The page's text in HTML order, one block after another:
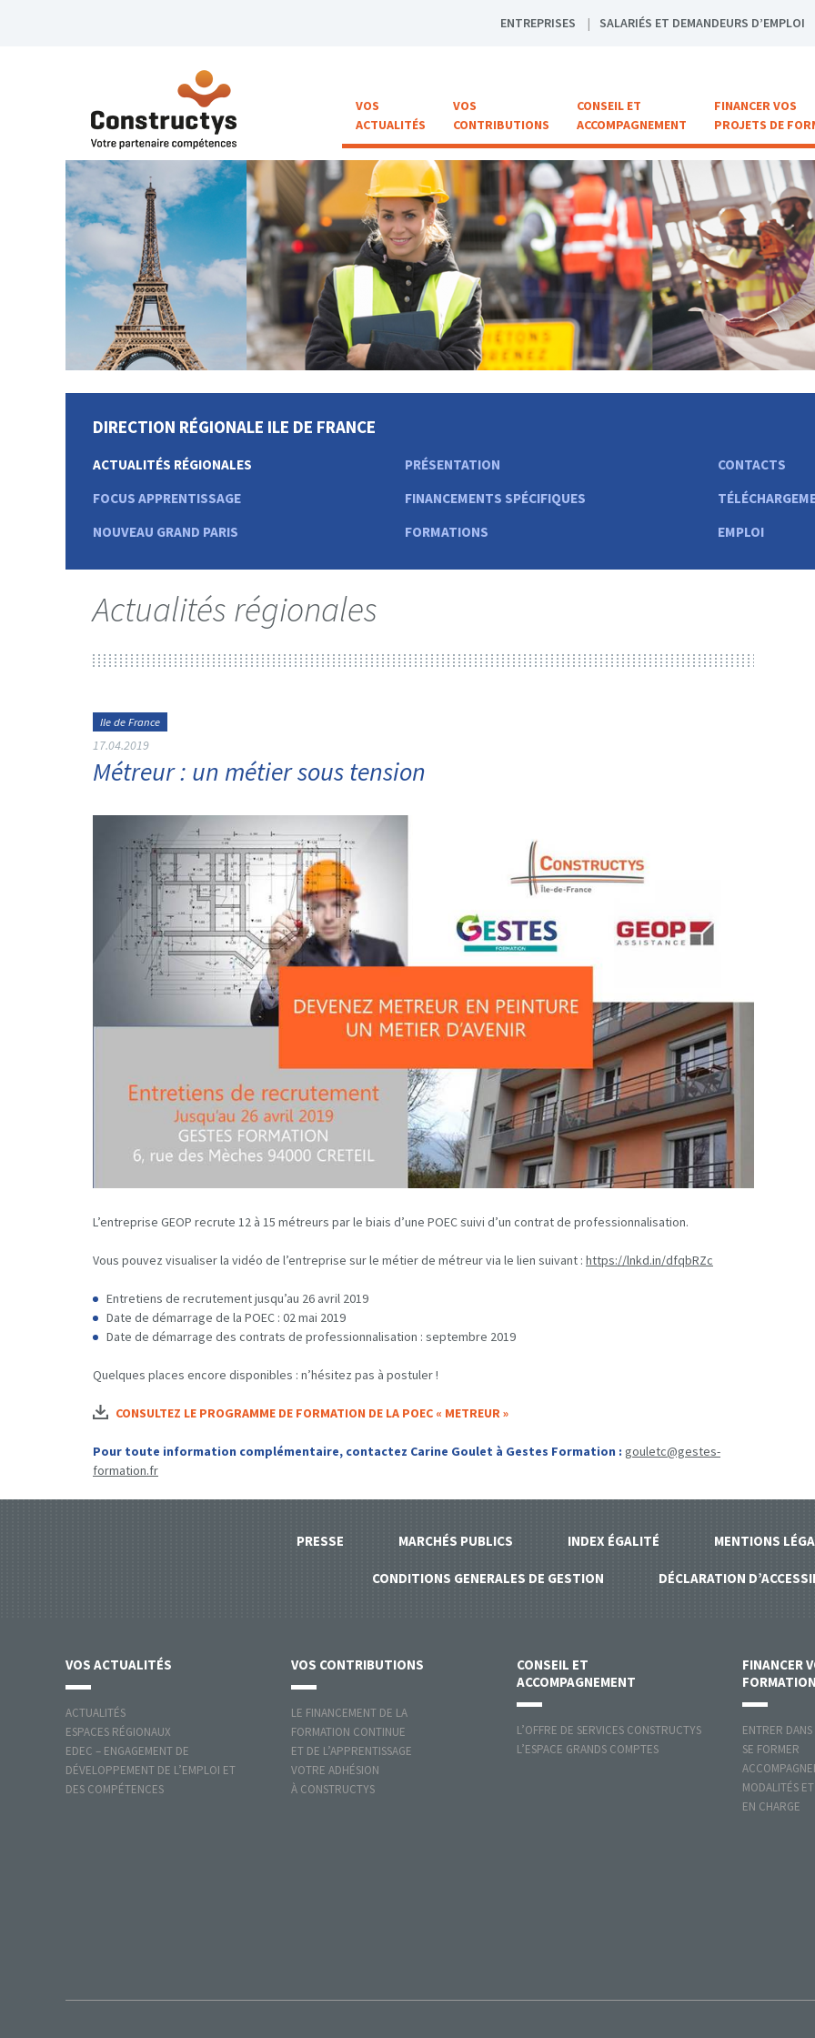
ENTREPRISES SALARIÉS ET DEMANDEURS D’EMPLOI
VOS
ACTUALITÉS
VOS
CONTRIBUTIONS
CONSEIL ET
ACCOMPAGNEMENT
FINANCER VOS
PROJETS DE
DIRECTION RÉGIONALE ILE DE FRANCE
ACTUALITÉS RÉGIONALES PRÉSENTATION
CONTACTS
FOCUS APPRENTISSAGE
FINANCEMENTS SPÉCIFIQUES
NOUVEAU GRAND PARIS
FORMATIONS EMPLOI
Actualités régionales
Ile de France
17.04.2019
Métreur : un métier sous tension
L’entreprise GEOP recrute 12 à 15 métreurs par le biais d’une POEC suivi d’un contrat de professionnalisation.
Vous pouvez visualiser la vidéo de l’entreprise sur le métier de métreur via le lien suivant : https://lnkd.in/dfqbRZc
Entretiens de recrutement jusqu’au 26 avril 2019
Date de démarrage de la POEC : 02 mai 2019
Date de démarrage des contrats de professionnalisation : septembre 2019
Quelques places encore disponibles : n’hésitez pas à postuler !
CONSULTEZ LE PROGRAMME DE FORMATION DE LA POEC « METREUR »
Pour toute information complémentaire, contactez Carine Goulet à Gestes Formation : gouletc@gestes-
formation.fr
PRESSE MARCHÉS PUBLICS INDEX ÉGALITÉ MENTIONS
CONDITIONS GENERALES DE GESTION DÉCLARATION
VOS ACTUALITÉS
ACTUALITÉS
ESPACES RÉGIONAUX
EDEC – ENGAGEMENT DE
DÉVELOPPEMENT DE L’EMPLOI ET
DES COMPÉTENCES
VOS CONTRIBUTIONS
LE FINANCEMENT DE LA
FORMATION CONTINUE
ET DE L’APPRENTISSAGE
VOTRE ADHÉSION
À CONSTRUCTYS
CONSEIL ET
ACCOMPAGNEMENT
L’OFFRE DE SERVICES CONSTRUCTYS
L’ESPACE GRANDS COMPTES
FINANCER
FORMATION
ENTRER
SE FORMER
MODALITÉS
EN CHARGE